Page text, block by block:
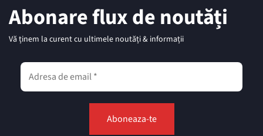
Abonare flux de noutăți
Vă ținem la curent cu ultimele noutăți & informații